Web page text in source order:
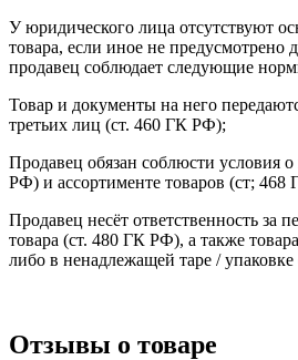
У юридического лица отсутствуют
товара, если иное не предусмотрено
продавец соблюдает следующие
Товар и документы на него
третьих лиц (ст. 460 ГК РФ);
Продавец обязан соблюсти условия
РФ) и ассортименте товаров (ст;
Продавец несёт ответственность за
товара (ст. 480 ГК РФ), а также
либо в ненадлежащей таре /
Отзывы о товаре